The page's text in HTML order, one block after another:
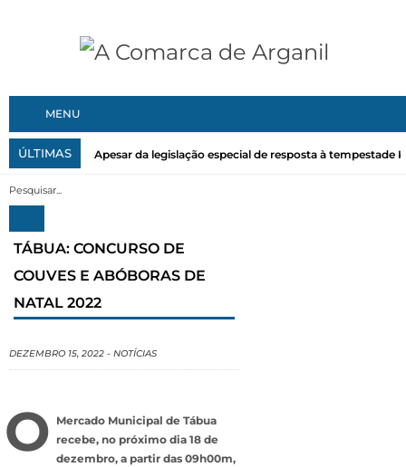
MENU
ÚLTIMAS Apesar da legislação especial de resposta à tempestade
TÁBUA: CONCURSO DE
COUVES E ABÓBORAS DE
NATAL 2022
DEZEMBRO 15, 2022 - NOTÍCIAS
O Mercado Municipal de Tábua
recebe, no próximo dia 18 de
dezembro, a partir das 09h00m,